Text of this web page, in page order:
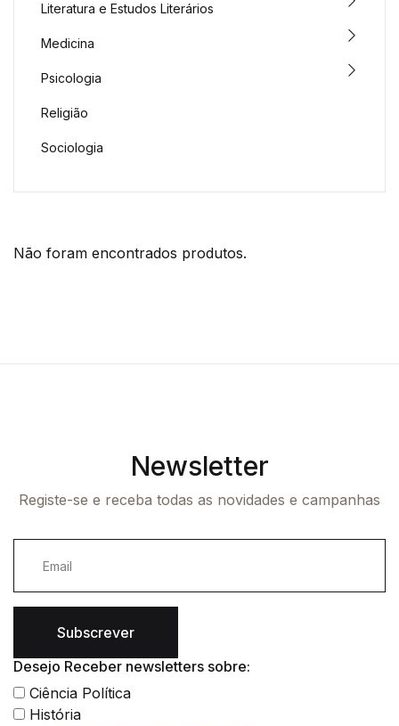
Não foram encontrados produtos.
Literatura e Estudos Literários
Medicina
Psicologia
Religião
Sociologia
Newsletter
Registe-se e receba todas as novidades e campanhas
Subscrever
Desejo Receber newsletters sobre:
Ciência Política
História